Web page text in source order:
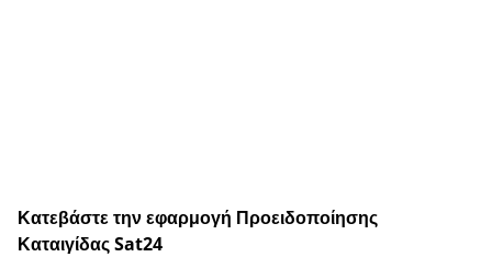
Κατεβάστε την εφαρμογή Προειδοποίησης
Καταιγίδας Sat24